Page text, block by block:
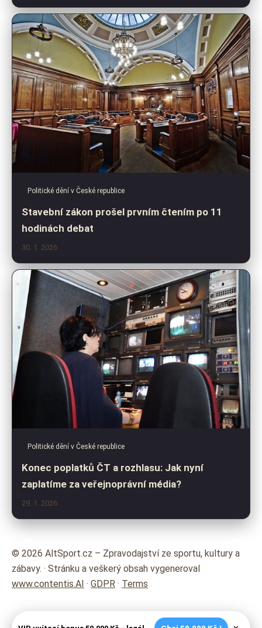
Politické dění v České republice
Stavební zákon prošel prvním čtením po 11
hodinách debat
30. 1. 2026
Politické dění v České republice
Konec poplatků ČT a rozhlasu: Jak nyní
zaplatíme za veřejnoprávní média?
29. 1. 2026
© 2026 AltSport.cz – Zpravodajství ze sportu, kultury a
zábavy. · Stránku a veškerý obsah vygeneroval
www.contentis.AI · GDPR · Terms